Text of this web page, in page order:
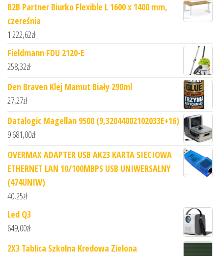
B2B Partner Biurko Flexible L 1600 x 1400 mm,
czereśnia
1 222,62zł
Fieldmann FDU 2120-E
258,32zł
Den Braven Klej Mamut Biały 290ml
27,27zł
Datalogic Magellan 9500 (9,32044002102033E+16)
9 681,00zł
OVERMAX ADAPTER USB AK23 KARTA SIECIOWA
ETHERNET LAN 10/100MBPS USB UNIWERSALNY
(474UNIW)
40,25zł
Led Q3
649,00zł
2X3 Tablica Szkolna Kredowa Zielona